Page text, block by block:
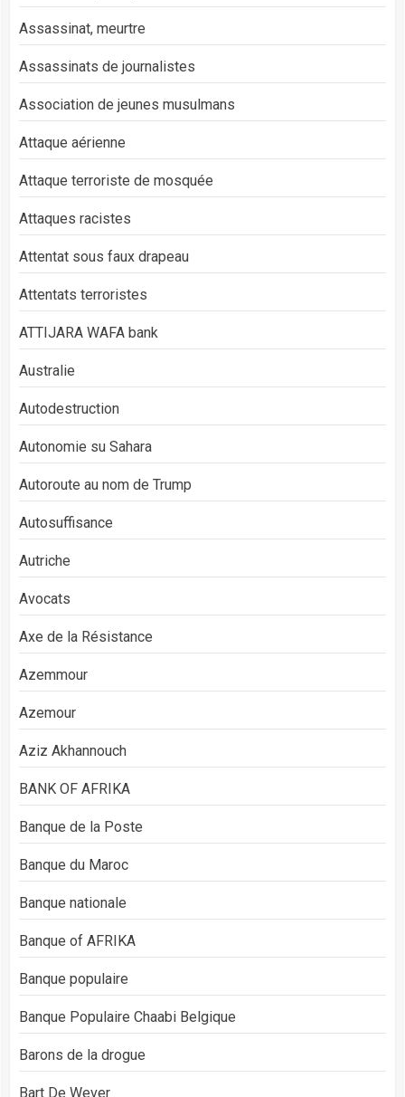
Assassinat, meurtre
Assassinats de journalistes
Association de jeunes musulmans
Attaque aérienne
Attaque terroriste de mosquée
Attaques racistes
Attentat sous faux drapeau
Attentats terroristes
ATTIJARA WAFA bank
Australie
Autodestruction
Autonomie su Sahara
Autoroute au nom de Trump
Autosuffisance
Autriche
Avocats
Axe de la Résistance
Azemmour
Azemour
Aziz Akhannouch
BANK OF AFRIKA
Banque de la Poste
Banque du Maroc
Banque nationale
Banque of AFRIKA
Banque populaire
Banque Populaire Chaabi Belgique
Barons de la drogue
Bart De Wever